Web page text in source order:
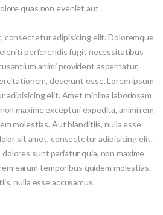
quas non eveniet aut.
consectetur adipisicing elit. Doloremque
perferendis fugit necessitatibus
animi provident aspernatur,
deserunt esse. Lorem ipsum
elit. Amet minima laboriosam
maxime excepturi expedita, animi rem
molestias. Aut blanditiis, nulla esse
sit amet, consectetur adipisicing elit.
sunt pariatur quia, non maxime
earum temporibus quidem molestias.
nulla esse accusamus.